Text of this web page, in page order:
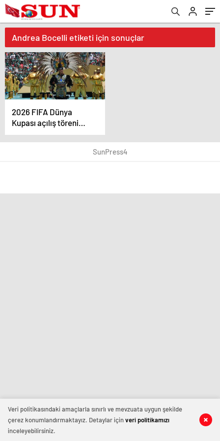
Andrea Bocelli etiketi için sonuçlar
2026 FIFA Dünya
Kupası açılış töreni
yapıldı
SunPress4
Veri politikasındaki amaçlarla sınırlı ve mevzuata uygun şekilde
çerez konumlandırmaktayız. Detaylar içinveri politikamızı
inceleyebilirsiniz.